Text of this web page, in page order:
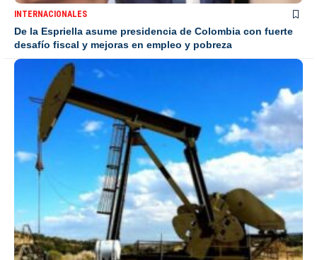
INTERNACIONALES
De la Espriella asume presidencia de Colombia con fuerte
desafío fiscal y mejoras en empleo y pobreza